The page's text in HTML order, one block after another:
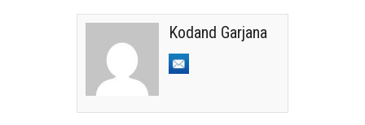
Kodand Garjana